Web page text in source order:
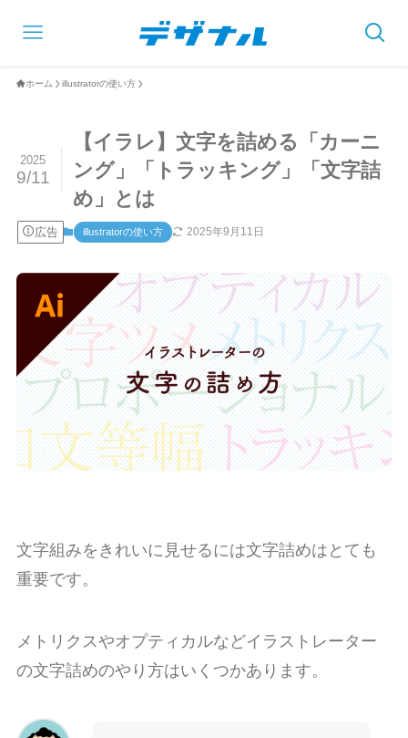
ホーム illustratorの使い方
【イラレ】文字を詰める「カーニ
ング」「トラッキング」「文字詰
め」とは
2025
9/11
広告 illustratorの使い方 2025年9月11日
文字組みをきれいに見せるには文字詰めはとても
重要です。
メトリクスやオプティカルなどイラストレーター
の文字詰めのやり方はいくつかあります。